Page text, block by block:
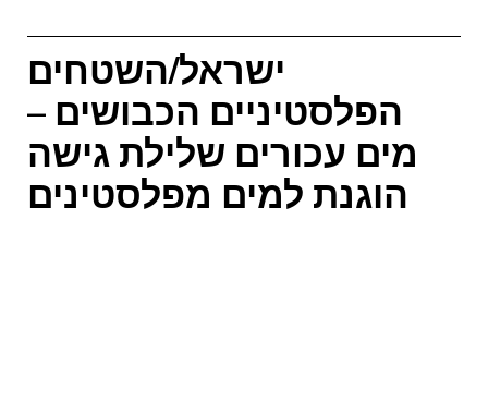
ישראל/השטחים
הפלסטיניים הכבושים –
מים עכורים שלילת גישה
הוגנת למים מפלסטינים